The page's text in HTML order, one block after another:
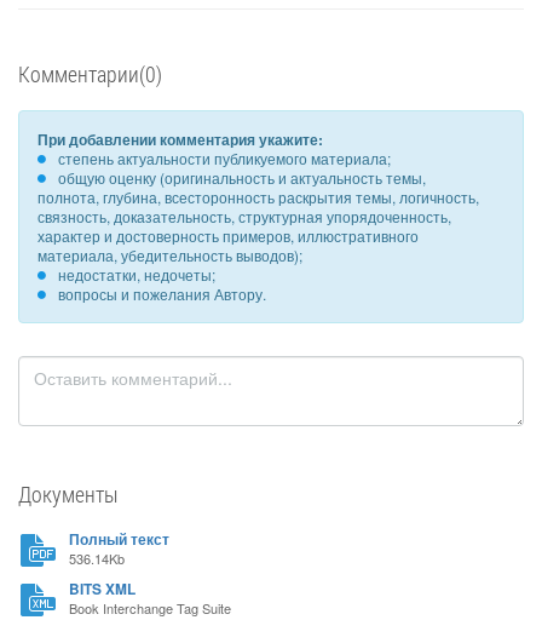
Комментарии(0)
При добавлении комментария укажите:
степень актуальности публикуемого материала;
общую оценку (оригинальность и актуальность темы,
полнота, глубина, всесторонность раскрытия темы, логичность,
связность, доказательность, структурная упорядоченность,
характер и достоверность примеров, иллюстративного
материала, убедительность выводов);
недостатки, недочеты;
вопросы и пожелания Автору.
Документы
Полный текст
536.14Kb
BITS XML
Book Interchange Tag Suite